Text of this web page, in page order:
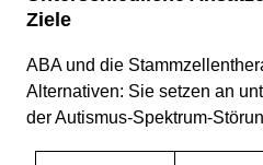
Ziele
ABA und die
Alternativen: Sie setzen an
der Autismus-Spektrum-